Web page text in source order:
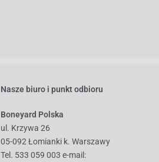
Nasze biuro i punkt odbioru
Boneyard Polska
ul. Krzywa 26
05-092 Łomianki k. Warszawy
Tel. 533 059 003 e-mail: